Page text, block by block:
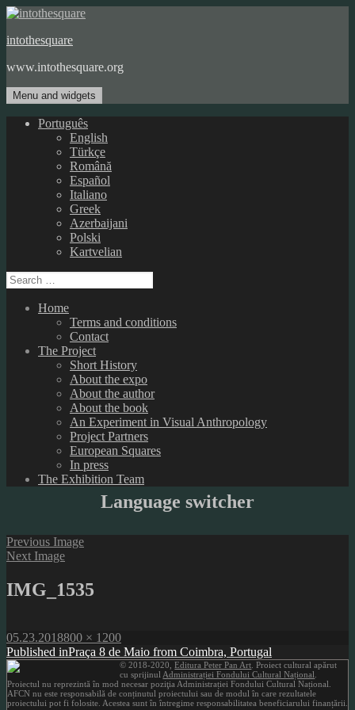
Skip
content
intothesquare
www.intothesquare.org
Menu and widgets
Português
English
Türkçe
Română
Español
Italiano
Greek
Azerbaijani
Polski
Kartvelian
Search
for:
Home
Terms and conditions
Contact
The Project
Short History
About the expo
About the author
About the book
An Experiment in Visual Anthropology
Project Partners
European Squares
In press
The Exhibition Team
Language switcher
Previous Image
Next Image
IMG_1535
Posted
on
05.23.2018Full
size
800 × 1200
Post
navigation
Published inPraça 8 de Maio from Coimbra, Portugal
© 2018-2020,Editura Peter Pan Art . Proiect cultural apărut
cu sprijinul Administrației Fondului Cultural Național
Proiectul nu reprezintă în mod necesar poziţia Administrației Fondului Cultural Național.
AFCN nu este responsabilă de conținutul proiectului sau de modul în care rezultatele
proiectului pot fi folosite. Acestea sunt în întregime responsabilitatea beneficiarului finanțării.